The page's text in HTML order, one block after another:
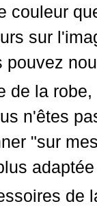
couleur
sur
pouvez
de la
n'êtes
"sur
de